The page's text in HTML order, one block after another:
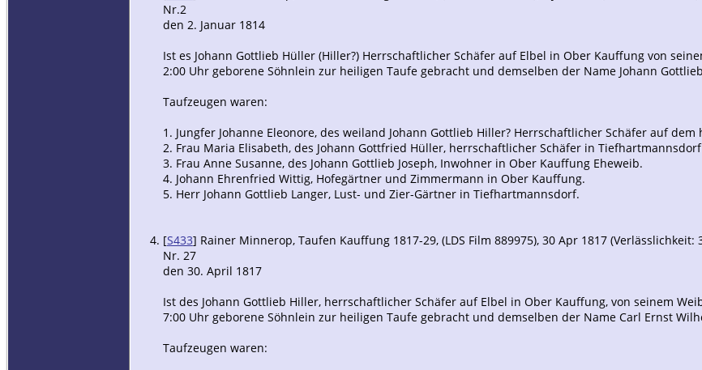
Nr.2
den 2. Januar 1814
Ist es Johann Gottlieb Hüller (Hiller?) Herrschaftlicher Schäfer auf Elbel in Ober Kauffung von
2:00 Uhr geborene Söhnlein zur heiligen Taufe gebracht und demselben der Name Johann
Taufzeugen waren:
1. Jungfer Johanne Eleonore, des weiland Johann Gottlieb Hiller? Herrschaftlicher Schäfer auf
2. Frau Maria Elisabeth, des Johann Gottfried Hüller, herrschaftlicher Schäfer in
3. Frau Anne Susanne, des Johann Gottlieb Joseph, Inwohner in Ober Kauffung Eheweib.
4. Johann Ehrenfried Wittig, Hofegärtner und Zimmermann in Ober Kauffung.
5. Herr Johann Gottlieb Langer, Lust- und Zier-Gärtner in Tiefhartmannsdorf.
[S433] Rainer Minnerop, Taufen Kauffung 1817-29, (LDS Film 889975), 30 Apr 1817 (Verlässlichkeit:
Nr. 27
den 30. April 1817
Ist des Johann Gottlieb Hiller, herrschaftlicher Schäfer auf Elbel in Ober Kauffung, von seinem
7:00 Uhr geborene Söhnlein zur heiligen Taufe gebracht und demselben der Name Carl Ernst
Taufzeugen waren: